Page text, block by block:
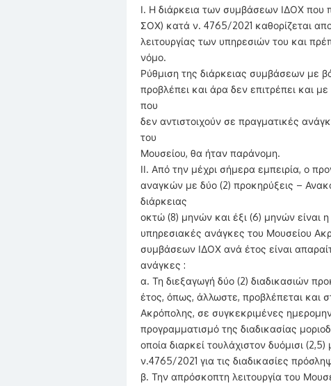
Ι. Η διάρκεια των συμβάσεων ΙΔΟΧ που
ΣΟΧ) κατά ν. 4765/2021 καθορίζεται
λειτουργίας των υπηρεσιών του και
νόμο.
Ρύθμιση της διάρκειας συμβάσεων με
προβλέπει και άρα δεν επιτρέπει και
που
δεν αντιστοιχούν σε πραγματικές
του
Μουσείου, θα ήταν παράνομη.
ΙΙ. Από την μέχρι σήμερα εμπειρία, ο
αναγκών με δύο (2) προκηρύξεις –
διάρκειας
οκτώ (8) μηνών και έξι (6) μηνών είναι
υπηρεσιακές ανάγκες του Μουσείου
συμβάσεων ΙΔΟΧ ανά έτος είναι
ανάγκες :
α. Τη διεξαγωγή δύο (2) διαδικασιών
έτος, όπως, άλλωστε, προβλέπεται και
Ακρόπολης, σε συγκεκριμένες
προγραμματισμό της διαδικασίας
οποία διαρκεί τουλάχιστον δυόμισι
ν.4765/2021 για τις διαδικασίες
β. Την απρόσκοπτη λειτουργία του